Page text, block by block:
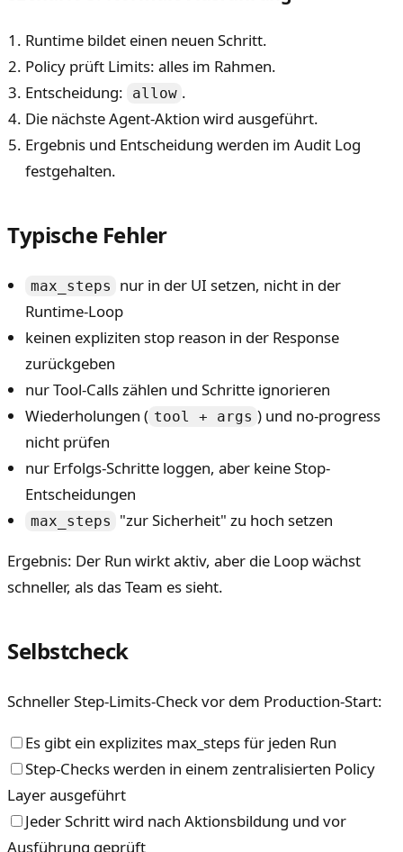
Runtime bildet einen neuen Schritt.
Policy prüft Limits: alles im Rahmen.
Entscheidung:
allow .
Die nächste Agent-Aktion wird ausgeführt.
Ergebnis und Entscheidung werden im Audit Log
festgehalten.
Typische Fehler
max_steps
nur in der UI setzen, nicht in der
Runtime-Loop
keinen expliziten stop reason in der Response
zurückgeben
nur Tool-Calls zählen und Schritte ignorieren
Wiederholungen ( tool + args ) und no-progress
nicht prüfen
nur Erfolgs-Schritte loggen, aber keine Stop-
Entscheidungen
max_steps
"zur Sicherheit" zu hoch setzen
Ergebnis: Der Run wirkt aktiv, aber die Loop wächst
schneller, als das Team es sieht.
Selbstcheck
Schneller Step-Limits-Check vor dem Production-Start:
Es gibt ein explizites max_steps für jeden Run
Step-Checks werden in einem zentralisierten Policy
Layer ausgeführt
Jeder Schritt wird nach Aktionsbildung und vor
Ausführung geprüft